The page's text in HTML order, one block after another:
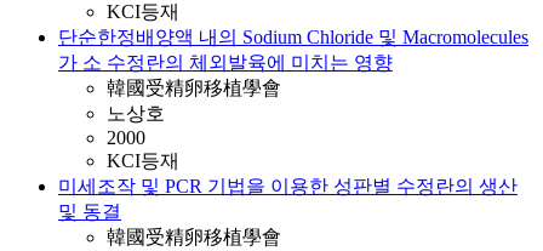
KCI등재
단순한정배양액 내의 Sodium Chloride 및 Macromolecules
가 소 수정란의 체외발육에 미치는 영향
韓國受精卵移植學會
노상호
2000
KCI등재
미세조작 및 PCR 기법을 이용한 성판별 수정란의 생산
및 동결
韓國受精卵移植學會